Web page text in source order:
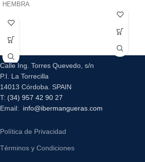
HEMBRA
Calle Ing. Torres Quevedo, s/n
P.I. La Torrecilla
14013 Córdoba. SPAIN
T: (34) 957 42 90 27
Email: info@ibermangueras.com
Política de Privacidad
Términos y Condiciones